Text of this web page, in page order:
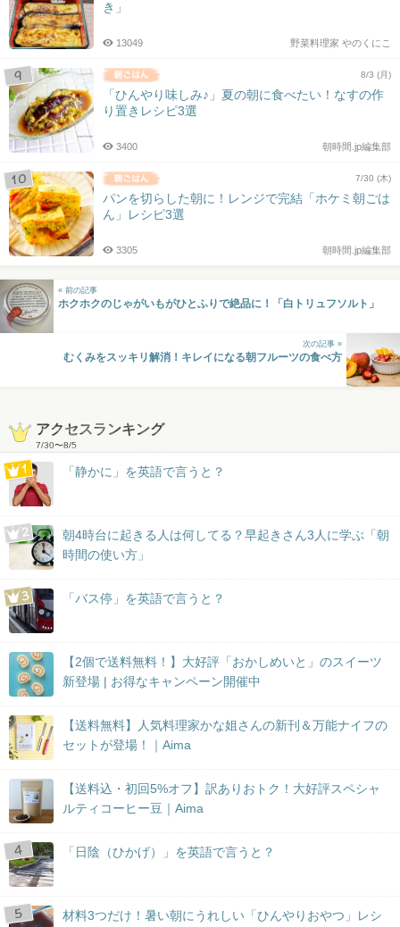
き」
野菜料理家 やのくにこ
13049
8/3 (月)
「ひんやり味しみ♪」夏の朝に食べたい！なすの作
り置きレシピ3選
朝時間.jp編集部
3400
7/30 (木)
パンを切らした朝に！レンジで完結「ホケミ朝ごは
ん」レシピ3選
朝時間.jp編集部
3305
« 前の記事
ホクホクのじゃがいもがひとふりで絶品に！「白トリュフソルト」
次の記事 »
むくみをスッキリ解消！キレイになる朝フルーツの食べ方
アクセスランキング
7/30〜8/5
「静かに」を英語で言うと？
朝4時台に起きる人は何してる？早起きさん3人に学ぶ「朝
時間の使い方」
「バス停」を英語で言うと？
【2個で送料無料！】大好評「おかしめいと」のスイーツ
新登場 | お得なキャンペーン開催中
【送料無料】人気料理家かな姐さんの新刊＆万能ナイフの
セットが登場！｜Aima
【送料込・初回5%オフ】訳ありおトク！大好評スペシャ
ルティコーヒー豆｜Aima
「日陰（ひかげ）」を英語で言うと？
材料3つだけ！暑い朝にうれしい「ひんやりおやつ」レシ